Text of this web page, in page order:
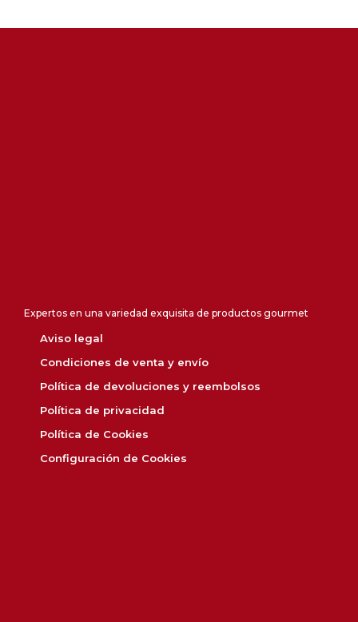
Expertos en una variedad exquisita de productos gourmet
Aviso legal
Condiciones de venta y envío
Política de devoluciones y reembolsos
Política de privacidad
Política de Cookies
Configuración de Cookies